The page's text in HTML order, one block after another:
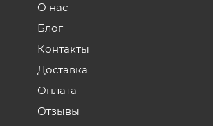
О нас
Блог
Контакты
Доставка
Оплата
Отзывы